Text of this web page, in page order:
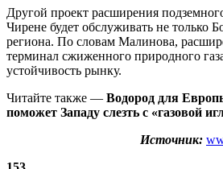
Другой проект расширения
Чирене будет обслуживать не только
региона. По словам Малинова,
терминал сжиженного природного
устойчивость рынку.
Читайте также — Водород для
поможет Западу слезть с «газовой
Источник: